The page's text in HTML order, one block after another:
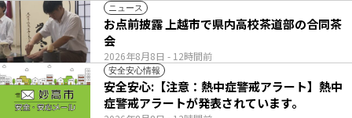
ニュース
2026年8月8日 - 12時間前
お点前披露 上越市で県内高校茶道部の合同茶
会
安全安心情報
安全安心:【注意：熱中症警戒アラート】熱中
症警戒アラートが発表されています。